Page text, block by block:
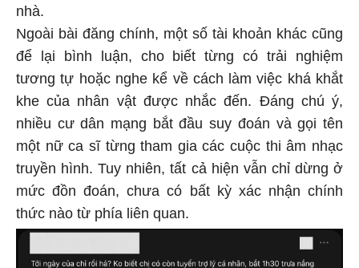
nhà.
Ngoài bài đăng chính, một số tài khoản khác cũng
để lại bình luận, cho biết từng có trải nghiệm
tương tự hoặc nghe kể về cách làm việc khá khắt
khe của nhân vật được nhắc đến. Đáng chú ý,
nhiều cư dân mạng bắt đầu suy đoán và gọi tên
một nữ ca sĩ từng tham gia các cuộc thi âm nhạc
truyền hình. Tuy nhiên, tất cả hiện vẫn chỉ dừng ở
mức đồn đoán, chưa có bất kỳ xác nhận chính
thức nào từ phía liên quan.